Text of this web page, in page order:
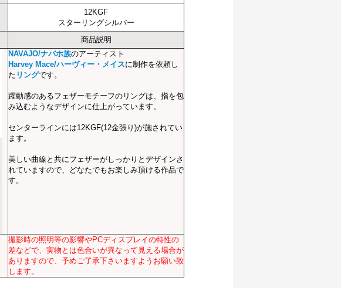
12KGF
スターリングシルバー
商品説明
NAVAJO/ナバホ族のアーティスト
Harvey Mace/ハーヴィー・メイスに制作を依頼し
た リングです。
躍動感のあるフェザーモチーフのリングは、指を包
み込むようなデザインに仕上がっています。
センターラインには12KGF(12金張り)が施されてい
ます。
美しい曲線と共にフェザーがしっかりとデザインさ
れていますので、どなたでもお楽しみ頂ける作品で
す。
撮影時の照明等の影響やPCディスプレイの特性の
差などで、実物とは色合いが異なって見える場合が
ありますので、予めご了承下さいますようお願い致
します。